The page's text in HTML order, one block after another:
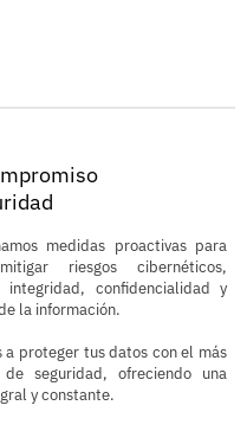
medidas proactivas para
riesgos cibernéticos,
integridad, confidencialidad y
la información.
a proteger tus datos con el más
seguridad, ofreciendo una
y constante.